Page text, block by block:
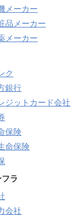
メーカー
品メーカー
メーカー
ク
銀行
ジットカード会社
保険
命保険
ラ
会社